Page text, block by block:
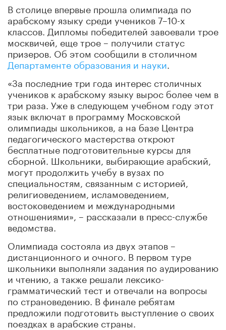
В столице впервые прошла олимпиада по
арабскому языку среди учеников 7–10-х
классов. Дипломы победителей завоевали трое
москвичей, еще трое – получили статус
призеров. Об этом сообщили в столичном
Департаменте образования и науки
«За последние три года интерес столичных
учеников к арабскому языку вырос более чем в
три раза. Уже в следующем учебном году этот
язык включат в программу Московской
олимпиады школьников, а на базе Центра
педагогического мастерства откроют
бесплатные подготовительные курсы для
сборной. Школьники, выбирающие арабский,
могут продолжить учебу в вузах по
специальностям, связанным с историей,
религиоведением, исламоведением,
востоковедением и международными
отношениями», – рассказали в пресс-службе
ведомства.
Олимпиада состояла из двух этапов –
дистанционного и очного. В первом туре
школьники выполняли задания по аудированию
и чтению, а также решали лексико-
грамматический тест и отвечали на вопросы
по страноведению. В финале ребятам
предложили подготовить выступление о своих
поездках в арабские страны.